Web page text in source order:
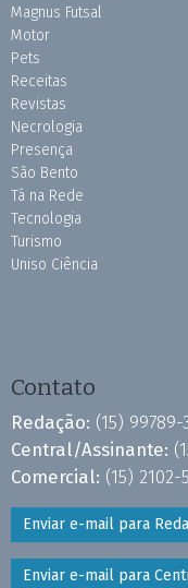
Magnus Futsal
Motor
Pets
Receitas
Revistas
Necrologia
Presença
São Bento
Tá na Rede
Tecnologia
Turismo
Uniso Ciência
Contato
Redação: (15) 99789-
Central/Assinante:
Comercial: (15)
Enviar e-mail para
Enviar e-mail para